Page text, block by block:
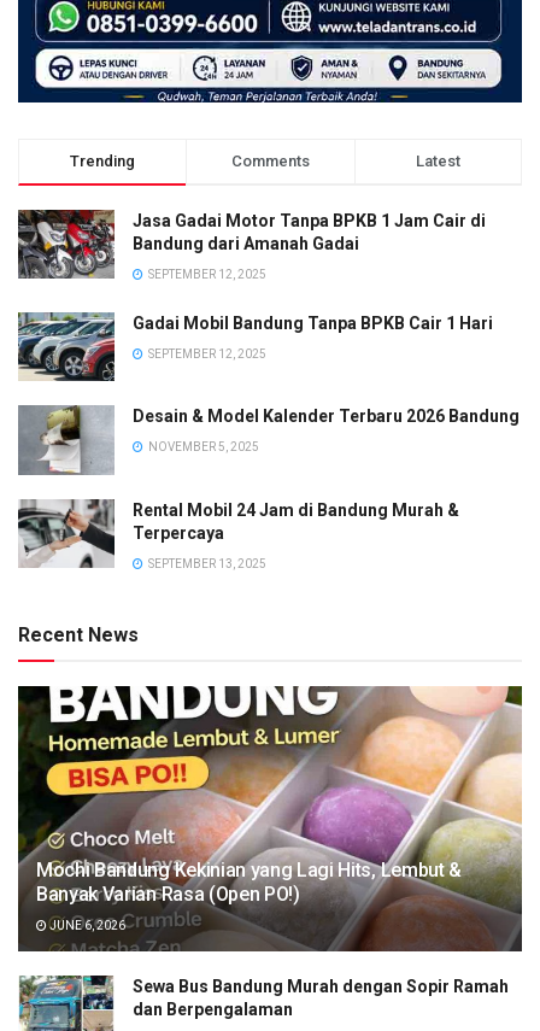
Trending Comments Latest
Jasa Gadai Motor Tanpa BPKB 1 Jam Cair di
Bandung dari Amanah Gadai
SEPTEMBER 12, 2025
Gadai Mobil Bandung Tanpa BPKB Cair 1 Hari
SEPTEMBER 12, 2025
Desain & Model Kalender Terbaru 2026 Bandung
NOVEMBER 5, 2025
Rental Mobil 24 Jam di Bandung Murah &
Terpercaya
SEPTEMBER 13, 2025
Recent News
Mochi Bandung Kekinian yang Lagi Hits, Lembut &
Banyak Varian Rasa (Open PO!)
JUNE 6, 2026
Sewa Bus Bandung Murah dengan Sopir Ramah
dan Berpengalaman